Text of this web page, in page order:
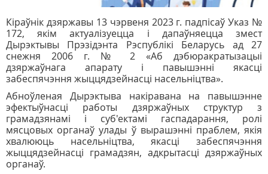
Кіраўнік дзяржавы 13 чэрвеня 2023 г. падпісаў Указ №
172, якім актуалізуецца і дапаўняецца змест
Дырэктывы Прэзідэнта Рэспублікі Беларусь ад 27
снежня 2006 г. № 2 «Аб дэбюракратызацыі
дзяржаўнага апарату і павышэнні якасці
забеспячэння жыццядзейнасці насельніцтва».
Абноўленая Дырэктыва накіравана на павышэнне
эфектыўнасці работы дзяржаўных структур з
грамадзянамі і суб'ектамі гаспадарання, ролі
мясцовых органаў улады ў вырашэнні праблем, якія
хвалююць насельніцтва, якасці забеспячэння
жыццядзейнасці грамадзян, адкрытасці дзяржаўных
органаў.